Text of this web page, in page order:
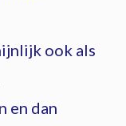
ook als
en dan